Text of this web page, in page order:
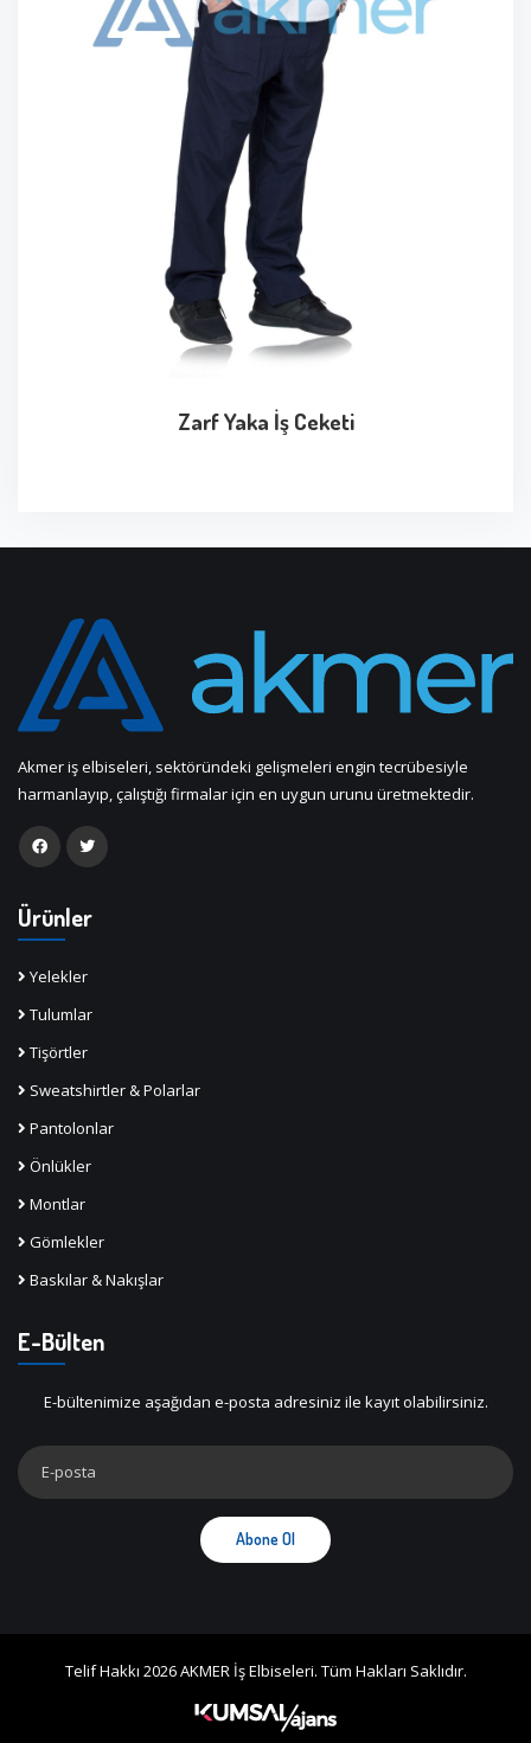
Zarf Yaka İş Ceketi
Akmer iş elbiseleri, sektöründeki gelişmeleri engin tecrübesiyle
harmanlayıp, çalıştığı firmalar için en uygun urunu üretmektedir.
Ürünler
Yelekler
Tulumlar
Tişörtler
Sweatshirtler & Polarlar
Pantolonlar
Önlükler
Montlar
Gömlekler
Baskılar & Nakışlar
E-Bülten
E-bültenimize aşağıdan e-posta adresiniz ile kayıt olabilirsiniz.
Abone Ol
Telif Hakkı 2026 AKMER İş Elbiseleri. Tüm Hakları Saklıdır.